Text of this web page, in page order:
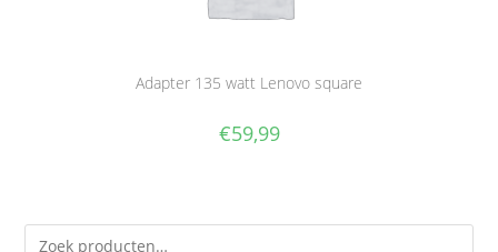
Adapter 135 watt Lenovo square
€59,99